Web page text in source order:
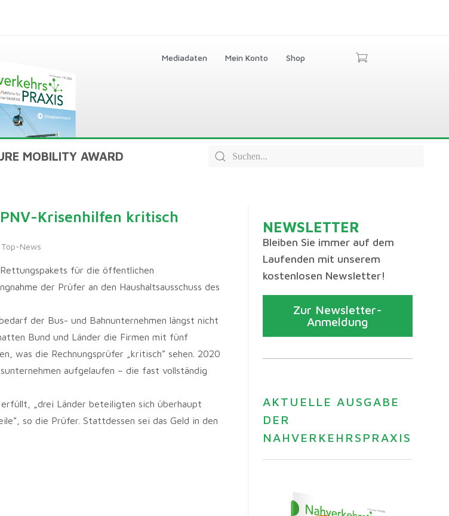
Mediadaten Mein Konto Shop
MOBILITY AWARD
Krisenhilfen kritisch
Top-News
für die öffentlichen
der Prüfer an den Haushaltsausschuss des
der Bus- und Bahnunternehmen längst nicht
Bund und Länder die Firmen mit fünf
was die Rechnungsprüfer „kritisch” sehen. 2020
aufgelaufen – die fast vollständig
„drei Länder beteiligten sich überhaupt
so die Prüfer. Stattdessen sei das Geld in den
NEWSLETTER
Bleiben Sie immer auf dem
Laufenden mit unserem
kostenlosen Newsletter!
Zur Newsletter-
Anmeldung
AKTUELLE AUSGABE
DER
NAHVERKEHRSPRAXIS